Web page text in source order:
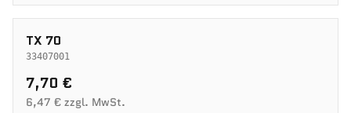
TX 70
33407001
7,70 €
6,47 € zzgl. MwSt.